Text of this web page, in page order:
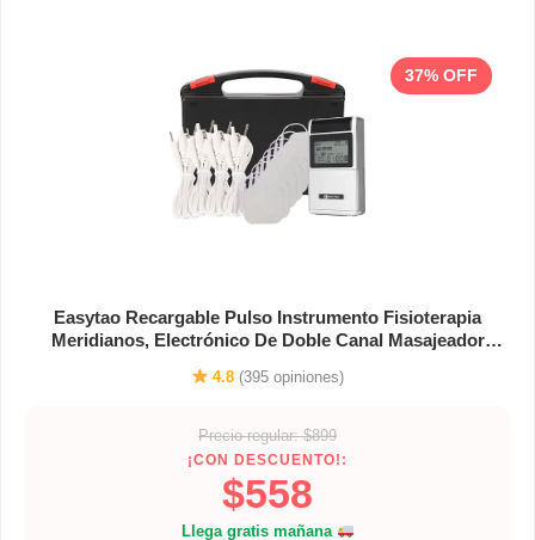
37% OFF
Easytao Recargable Pulso Instrumento Fisioterapia
Meridianos, Electrónico De Doble Canal Masajeador
Profesional Para Aliviar El Dolor Corporal
4.8 (395 opiniones)
Precio regular: $899
¡CON DESCUENTO!:
$558
Llega gratis mañana